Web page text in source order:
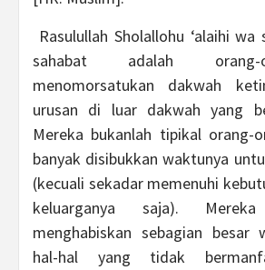
Rasulullah Sholallohu ‘alaihi
sahabat adalah
menomorsatukan dakwah
urusan di luar dakwah yang
Mereka bukanlah tipikal orang-
banyak disibukkan waktunya
(kecuali sekadar memenuhi
keluarganya saja).
menghabiskan sebagian besar
hal-hal yang tidak